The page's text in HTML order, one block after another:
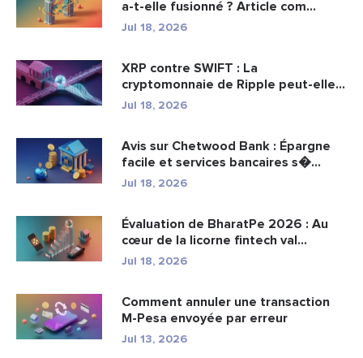
a-t-elle fusionné ? Article com...
Jul 18, 2026
XRP contre SWIFT : La
cryptomonnaie de Ripple peut-elle
remplacer...
Jul 18, 2026
Avis sur Chetwood Bank : Épargne
facile et services bancaires s�...
Jul 18, 2026
Évaluation de BharatPe 2026 : Au
cœur de la licorne fintech val...
Jul 18, 2026
Comment annuler une transaction
M-Pesa envoyée par erreur
Jul 13, 2026